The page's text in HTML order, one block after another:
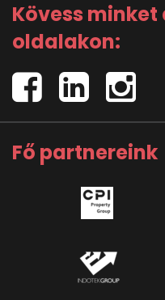
Kövess minket
oldalakon:
Fő partnereink